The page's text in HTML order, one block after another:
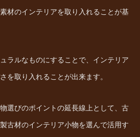
材のインテリアを取り入れることが基
ラルなものにすることで、インテリア
を取り入れることが出来ます。
選びのポイントの延長線上として、古
古材のインテリア小物を選んで活用す